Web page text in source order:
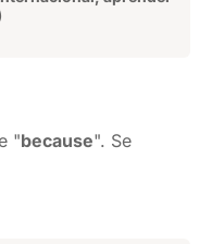
"because". Se